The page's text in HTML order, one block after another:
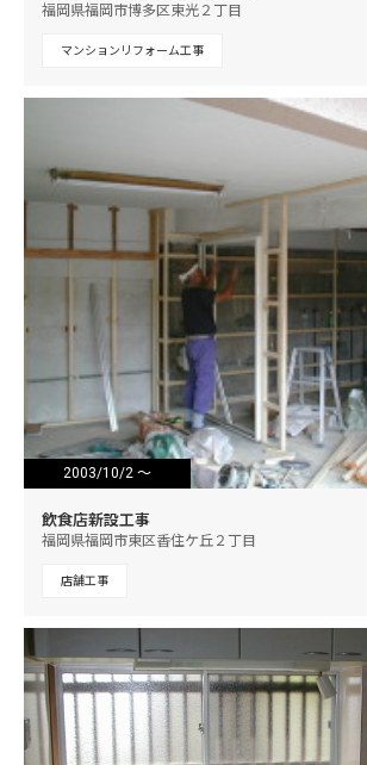
福岡県福岡市博多区東光２丁目
マンションリフォーム工事
2003/10/2 ～
飲食店新設工事
福岡県福岡市東区香住ケ丘２丁目
店舗工事